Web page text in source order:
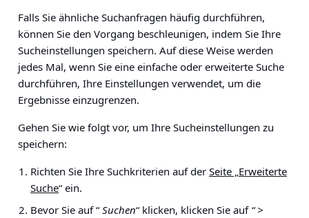
Falls Sie ähnliche Suchanfragen häufig durchführen,
können Sie den Vorgang beschleunigen, indem Sie Ihre
Sucheinstellungen speichern. Auf diese Weise werden
jedes Mal, wenn Sie eine einfache oder erweiterte Suche
durchführen, Ihre Einstellungen verwendet, um die
Ergebnisse einzugrenzen.
Gehen Sie wie folgt vor, um Ihre Sucheinstellungen zu
speichern:
Richten Sie Ihre Suchkriterien auf der Seite „Erweiterte
Suche“ ein.
Bevor Sie auf “ Suchen“ klicken, klicken Sie auf “ >